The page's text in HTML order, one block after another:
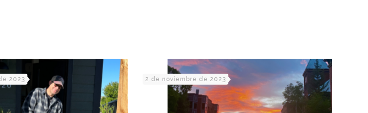
2023 2 de noviembre de 2023